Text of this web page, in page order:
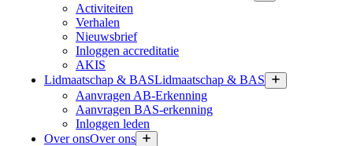
Activiteiten
Verhalen
Nieuwsbrief
Inloggen accreditatie
AKIS
Lidmaatschap & BASLidmaatschap & BAS
Aanvragen AB-Erkenning
Aanvragen BAS-erkenning
Inloggen leden
Over onsOver ons